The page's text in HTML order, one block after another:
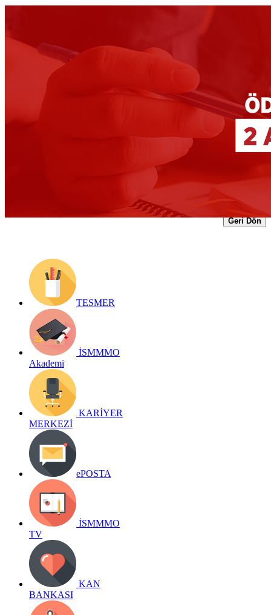
KISA ÇALIŞMA ÖDENEĞİ
UYGULAMASI 2 AY DAHA UZATILDI
https://www.ismmmo.org.tr/dosya/1866/Mevzuat-
Dosya/31082020-kco-2ay-uzatildi.pdf
Geri Dön
TESMER
İSMMMO
Akademi
KARİYER
MERKEZİ
ePOSTA
İSMMMO
TV
KAN
BANKASI